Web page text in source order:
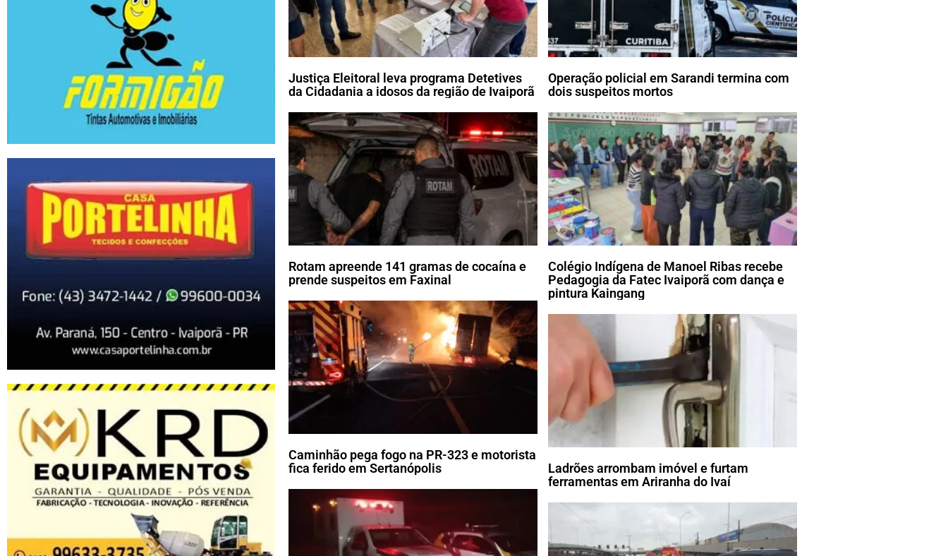
Justiça Eleitoral leva programa Detetives
da Cidadania a idosos da região de Ivaiporã
Operação policial em Sarandi termina com
dois suspeitos mortos
Rotam apreende 141 gramas de cocaína e
prende suspeitos em Faxinal
Colégio Indígena de Manoel Ribas recebe
Pedagogia da Fatec Ivaiporã com dança e
pintura Kaingang
Caminhão pega fogo na PR-323 e motorista
fica ferido em Sertanópolis
Ladrões arrombam imóvel e furtam
ferramentas em Ariranha do Ivaí